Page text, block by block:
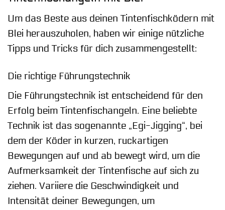
Um das Beste aus deinen Tintenfischködern mit
Blei herauszuholen, haben wir einige nützliche
Tipps und Tricks für dich zusammengestellt:
Die richtige Führungstechnik
Die Führungstechnik ist entscheidend für den
Erfolg beim Tintenfischangeln. Eine beliebte
Technik ist das sogenannte „Egi-Jigging“, bei
dem der Köder in kurzen, ruckartigen
Bewegungen auf und ab bewegt wird, um die
Aufmerksamkeit der Tintenfische auf sich zu
ziehen. Variiere die Geschwindigkeit und
Intensität deiner Bewegungen, um